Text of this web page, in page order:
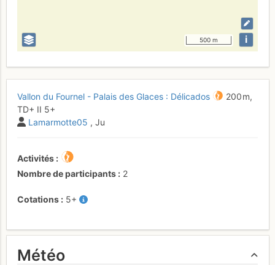
500 m i
Vallon du Fournel - Palais des Glaces : Délicados
200 m,
TD+ II 5+
Lamarmotte05 , Ju
Activités
Nombre de participants
2
Cotations 5+
Météo